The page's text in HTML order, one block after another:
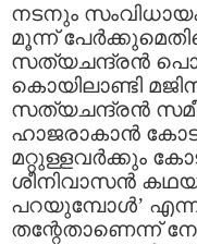
നടനും
മൂന്ന്
സത്യചന്ദ്രന്‍
കൊയിലാണ്ടി
സത്യചന്ദ്രന്‍
ഹാജരാകാന്‍
മറ്റുള്ളവര്‍ക്കും
ശീനിവാസന്‍
പറയുമ്പോള്‍’
തന്റേതാണെന്ന്